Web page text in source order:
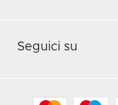
Seguici su